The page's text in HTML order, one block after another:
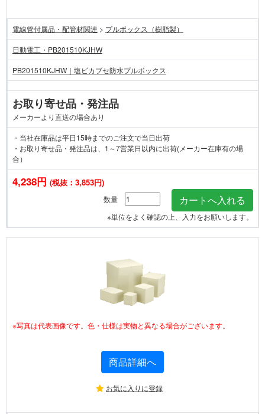
電線管付属品・配管材関連 > プルボックス（樹脂製）
日動電工・PB201510KJHW
PB201510KJHW｜塩ビカブセ防水プルボックス
お取り寄せ品・発注品
メーカーより直送の場合あり
・当社在庫品は平日15時までのご注文で当日出荷
・お取り寄せ品・発注品は、1～7営業日以内に出荷(メーカー在庫有の場
合）
4,238円 (税抜：3,853円)
数量
※単位をよく確認の上、入力をお願いします。
※写真は代表画像です。色・仕様は実物と異なる場合がございます。
商品詳細へ
お気に入りに登録